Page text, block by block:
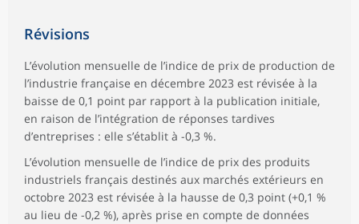
Révisions
L’évolution mensuelle de l’indice de prix de production de
l’industrie française en décembre 2023 est révisée à la
baisse de 0,1 point par rapport à la publication initiale,
en raison de l’intégration de réponses tardives
d’entreprises : elle s’établit à -0,3 %.
L’évolution mensuelle de l’indice de prix des produits
industriels français destinés aux marchés extérieurs en
octobre 2023 est révisée à la hausse de 0,3 point (+0,1 %
au lieu de -0,2 %), après prise en compte de données